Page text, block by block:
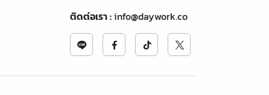
ติดต่อเรา:info@daywork.co